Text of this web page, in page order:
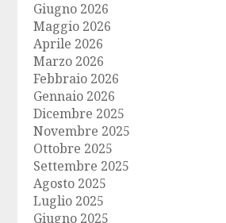
Giugno 2026
Maggio 2026
Aprile 2026
Marzo 2026
Febbraio 2026
Gennaio 2026
Dicembre 2025
Novembre 2025
Ottobre 2025
Settembre 2025
Agosto 2025
Luglio 2025
Giugno 2025